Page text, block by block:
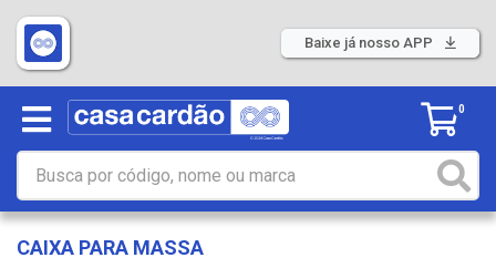
Baixe já nosso APP
0
CAIXA PARA MASSA